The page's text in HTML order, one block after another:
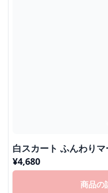
白スカート ふんわり
¥4,680
商品の